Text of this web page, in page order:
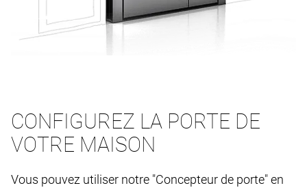
CONFIGUREZ LA PORTE DE
VOTRE MAISON
Vous pouvez utiliser notre "Concepteur de porte" en